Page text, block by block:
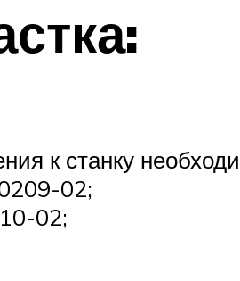
к станку
02;
02;